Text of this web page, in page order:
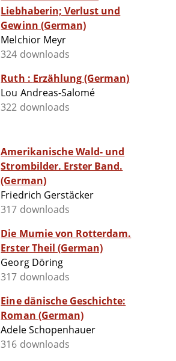
Liebhaberin; Verlust und
Gewinn (German)
Melchior Meyr
324 downloads
Ruth : Erzählung (German)
Lou Andreas-Salomé
322 downloads
Amerikanische Wald- und
Strombilder. Erster Band.
(German)
Friedrich Gerstäcker
317 downloads
Die Mumie von Rotterdam.
Erster Theil (German)
Georg Döring
317 downloads
Eine dänische Geschichte:
Roman (German)
Adele Schopenhauer
316 downloads